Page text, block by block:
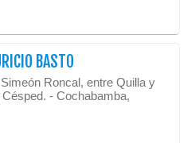
BASTO
Roncal, entre Quilla y
Césped. - Cochabamba,